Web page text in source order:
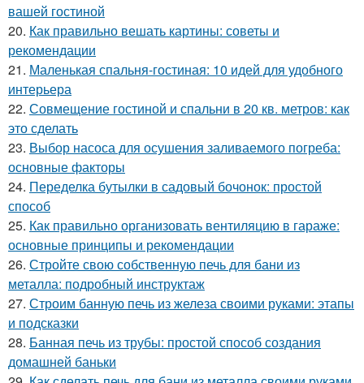
вашей гостиной
20. Как правильно вешать картины: советы и
рекомендации
21. Маленькая спальня-гостиная: 10 идей для удобного
интерьера
22. Совмещение гостиной и спальни в 20 кв. метров: как
это сделать
23. Выбор насоса для осушения заливаемого погреба:
основные факторы
24. Переделка бутылки в садовый бочонок: простой
способ
25. Как правильно организовать вентиляцию в гараже:
основные принципы и рекомендации
26. Стройте свою собственную печь для бани из
металла: подробный инструктаж
27. Строим банную печь из железа своими руками: этапы
и подсказки
28. Банная печь из трубы: простой способ создания
домашней баньки